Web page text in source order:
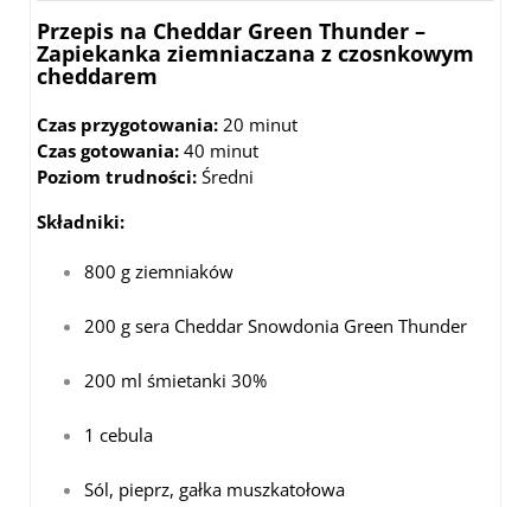
Przepis na Cheddar Green Thunder –
Zapiekanka ziemniaczana z czosnkowym
cheddarem
Czas przygotowania: 20 minut
Czas gotowania: 40 minut
Poziom trudności: Średni
Składniki:
800 g ziemniaków
200 g sera Cheddar Snowdonia Green Thunder
200 ml śmietanki 30%
1 cebula
Sól, pieprz, gałka muszkatołowa